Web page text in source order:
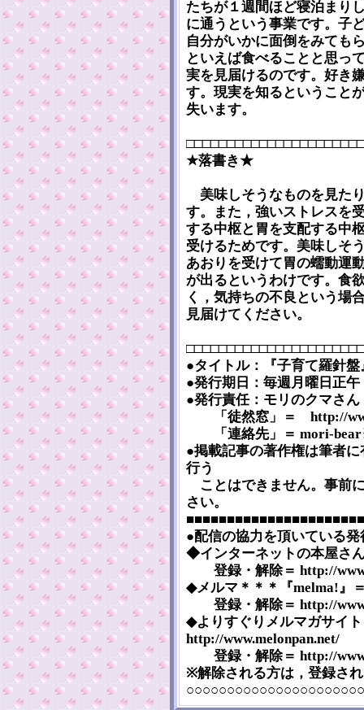
たちが１週間ほど寝泊まり
に通うという事業です。子
自分がいかに面倒をみても
といえば食べることと思っ
実を見届けるのです。好き
す。現実を知るということ
失います。
★落書き★
美味しそうなものを見た
す。また，強いストレスを
する中枢と胃を支配する中
受けるためです。美味しそ
あおりを受けて胃の蠕動運
が出るというわけです。食
く，気持ちの不良という場
見届けてください。
●タイトル：『子育て羅針
●発行期日：毎週月曜日正
●発行責任：モリのクマさ
「徒然窓」＝ http://
「連絡先」＝ mori-
●掲載記事の著作権は筆者
行う
ことはできません。事前
さい。
●配信の協力を頂いている
◆インターネットの本屋さ
登録・解除＝ http://
◆メルマ＊＊＊『melma!』
登録・解除＝ http://
◆よりすぐりメルマガサイ
http://www.melonpan.net/
登録・解除＝ http://
※解除される方は，登録さ